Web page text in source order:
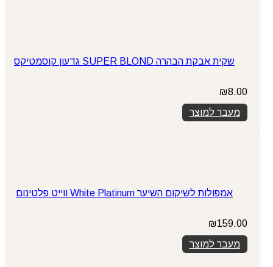
שקית אבקת הבהרה SUPER BLOND גדעון קוסמטיקס
₪8.00
מעבר למוצר
אמפולות לשיקום השיער White Platinum ווייט פלטינום
₪159.00
מעבר למוצר